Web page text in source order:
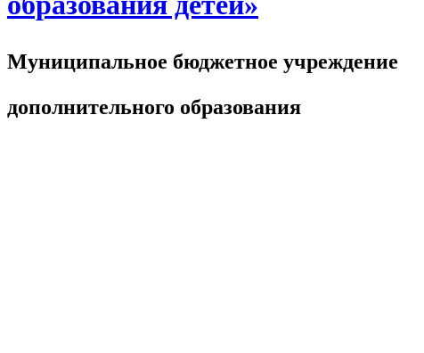
Муниципальное бюджетное учреждение
дополнительного образования